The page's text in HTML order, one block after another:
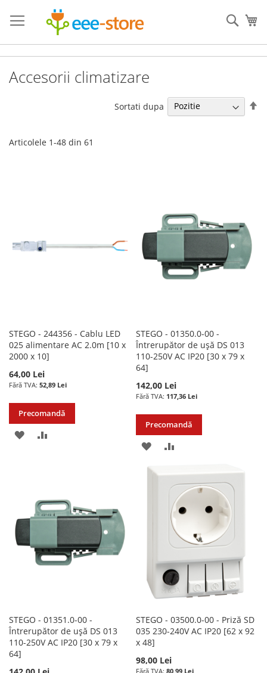
la
Continut
Accesorii climatizare
Articolele 1-48 din 61
Sortati dupa
STEGO - 244356 - Cablu LED
025 alimentare AC 2.0m [10 x
2000 x 10]
64,00 Lei
52,89 Lei
Precomandă
ADAUGATI
DORINTE
STEGO - 01350.0-00 -
Întrerupător de ușă DS 013
110-250V AC IP20 [30 x 79 x
64]
142,00 Lei
117,36 Lei
Precomandă
ADAUGATI
LISTA
DORINTE
COMPARARE
STEGO - 01351.0-00 -
Întrerupător de ușă DS 013
110-250V AC IP20 [30 x 79 x
64]
STEGO - 03500.0-00 - Priză SD
035 230-240V AC IP20 [62 x 92
x 48]
98,00 Lei
80,99 Lei